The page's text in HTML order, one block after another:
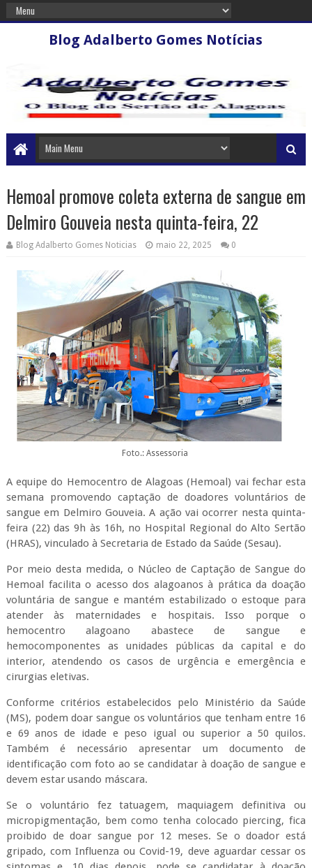
Blog Adalberto Gomes Notícias
Hemoal promove coleta externa de sangue em
Delmiro Gouveia nesta quinta-feira, 22
Blog Adalberto Gomes Noticias maio 22, 2025 0
Foto.: Assessoria
A equipe do Hemocentro de Alagoas (Hemoal) vai fechar esta
semana promovendo captação de doadores voluntários de
sangue em Delmiro Gouveia. A ação vai ocorrer nesta quinta-
feira (22) das 9h às 16h, no Hospital Regional do Alto Sertão
(HRAS), vinculado à Secretaria de Estado da Saúde (Sesau).
Por meio desta medida, o Núcleo de Captação de Sangue do
Hemoal facilita o acesso dos alagoanos à prática da doação
voluntária de sangue e mantém estabilizado o estoque para
atender às maternidades e hospitais. Isso porque o
hemocentro alagoano abastece de sangue e
hemocomponentes as unidades públicas da capital e do
interior, atendendo os casos de urgência e emergência e
cirurgias eletivas.
Conforme critérios estabelecidos pelo Ministério da Saúde
(MS), podem doar sangue os voluntários que tenham entre 16
e 69 anos de idade e peso igual ou superior a 50 quilos.
Também é necessário apresentar um documento de
identificação com foto ao se candidatar à doação de sangue e
devem estar usando máscara.
Se o voluntário fez tatuagem, maquiagem definitiva ou
micropigmentação, bem como tenha colocado piercing, fica
proibido de doar sangue por 12 meses. Se o doador está
gripado, com Influenza ou Covid-19, deve aguardar cessar os